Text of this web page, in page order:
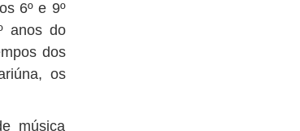
6º e 9º
anos do
dos
os
música